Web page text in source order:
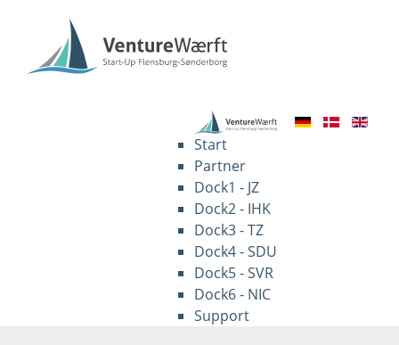
Start
Partner
Dock1 - JZ
Dock2 - IHK
Dock3 - TZ
Dock4 - SDU
Dock5 - SVR
Dock6 - NIC
Support